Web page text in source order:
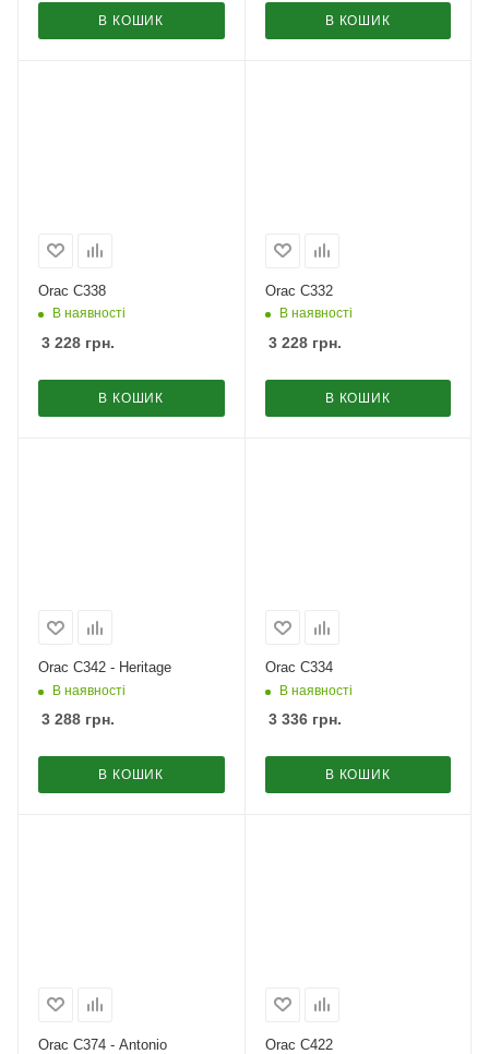
В КОШИК В КОШИК
Orac C338
В наявності
3 228 грн.
В КОШИК
Orac C332
В наявності
3 228грн.
В КОШИК
Orac C342 - Heritage
В наявності
3 288 грн.
В КОШИК
Orac C334
В наявності
3 336грн.
В КОШИК
Orac C374 - Antonio Orac C422